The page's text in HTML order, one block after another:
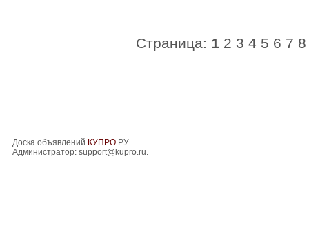
Страница: 1 2 3 4 5 6 7 8
Доска объявлений КУПРО.РУ.
Администратор: support@kupro.ru.